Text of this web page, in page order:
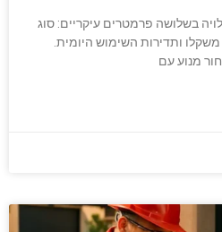
בשלושה פרמטרים עיקריים: סוג
ותדירות השימוש היומית.
מנוע עם